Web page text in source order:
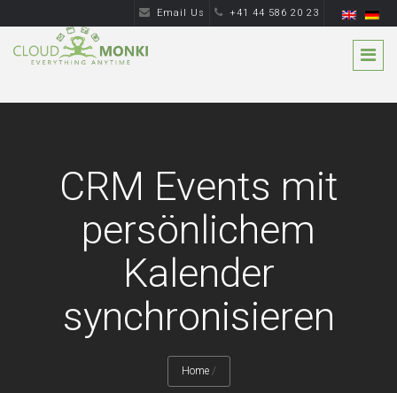
Email Us +41 44 586 20 23
CRM Events mit
persönlichem
Kalender
synchronisieren
Home /